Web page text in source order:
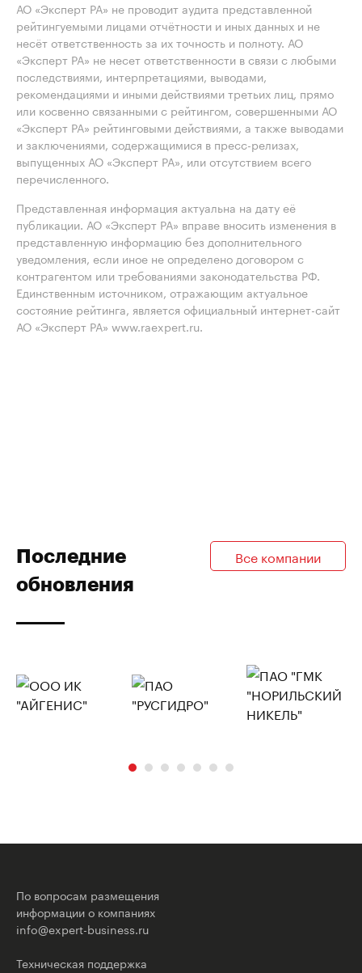
АО «Эксперт РА» не проводит аудита представленной
рейтингуемыми лицами отчётности и иных данных и не
несёт ответственность за их точность и полноту. АО
«Эксперт РА» не несет ответственности в связи с любыми
последствиями, интерпретациями, выводами,
рекомендациями и иными действиями третьих лиц, прямо
или косвенно связанными с рейтингом, совершенными АО
«Эксперт РА» рейтинговыми действиями, а также выводами
и заключениями, содержащимися в пресс-релизах,
выпущенных АО «Эксперт РА», или отсутствием всего
перечисленного.
Представленная информация актуальна на дату её
публикации. АО «Эксперт РА» вправе вносить изменения в
представленную информацию без дополнительного
уведомления, если иное не определено договором с
контрагентом или требованиями законодательства РФ.
Единственным источником, отражающим актуальное
состояние рейтинга, является официальный интернет-сайт
АО «Эксперт РА» www.raexpert.ru.
Последние
обновления
Все компании
По вопросам размещения
информации о компаниях
info@expert-business.ru
Техническая поддержка